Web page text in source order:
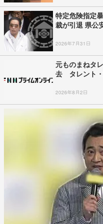
特定危険指定
裁が引退 県公
2026年7月31日
元ものまねタ
去 タレント・
2026年8月2日